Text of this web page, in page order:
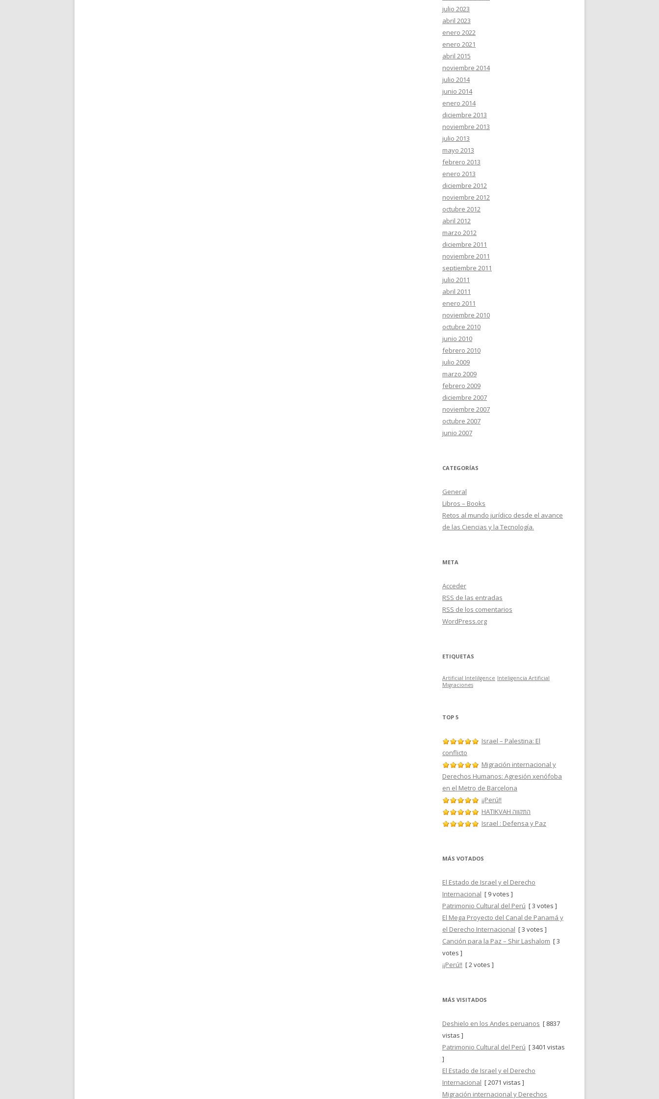
julio 2023
abril 2023
enero 2022
enero 2021
abril 2015
noviembre 2014
julio 2014
junio 2014
enero 2014
diciembre 2013
noviembre 2013
julio 2013
mayo 2013
febrero 2013
enero 2013
diciembre 2012
noviembre 2012
octubre 2012
abril 2012
marzo 2012
diciembre 2011
noviembre 2011
septiembre 2011
julio 2011
abril 2011
enero 2011
noviembre 2010
octubre 2010
junio 2010
febrero 2010
julio 2009
marzo 2009
febrero 2009
diciembre 2007
noviembre 2007
octubre 2007
junio 2007
CATEGORÍAS
General
Libros – Books
Retos al mundo jurídico desde el avance
de las Ciencias y la Tecnología.
META
Acceder
RSS de las entradas
RSS de los comentarios
WordPress.org
ETIQUETAS
Artificial Intelilgence Inteligencia Artificial
Migraciones
TOP 5
Israel – Palestina: El
conflicto
Migración internacional y
Derechos Humanos: Agresión xenófoba
en el Metro de Barcelona
¡¡Perú!!
HATIKVAH התקווה
Israel : Defensa y Paz
MÁS VOTADOS
El Estado de Israel y el Derecho
Internacional [ 9 votes ]
Patrimonio Cultural del Perú [ 3 votes ]
El Mega Proyecto del Canal de Panamá y
el Derecho Internacional [ 3 votes ]
Canción para la Paz – Shir Lashalom [ 3
votes ]
¡¡Perú!! [ 2 votes ]
MÁS VISITADOS
Deshielo en los Andes peruanos [ 8837
vistas ]
Patrimonio Cultural del Perú [ 3401 vistas
]
El Estado de Israel y el Derecho
Internacional [ 2071 vistas ]
Migración internacional y Derechos